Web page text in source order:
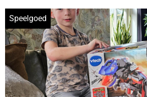
Speelgoed